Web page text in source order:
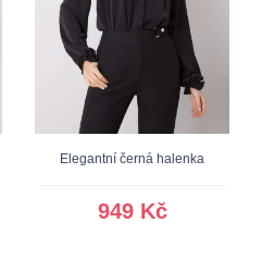
Elegantní černá halenka
949 Kč